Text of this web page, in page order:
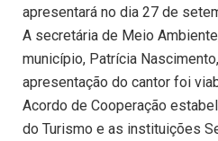
apresentará no dia 27 de
A secretária de Meio
município, Patrícia
apresentação do cantor foi
Acordo de Cooperação
do Turismo e as instituições